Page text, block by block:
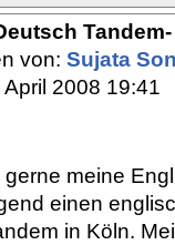
von: Sujata
2008 19:41
gerne meine
einen
in Köln.